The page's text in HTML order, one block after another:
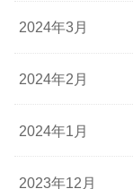
2024年3月
2024年2月
2024年1月
2023年12月